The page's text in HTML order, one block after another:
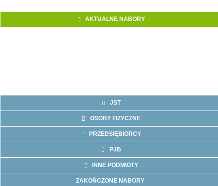
AKTUALNE NABORY
JST
OSOBY FIZYCZNE
PRZEDSIĘBIORCY
PJB
INNE PODMIOTY
ZAKOŃCZONE NABORY